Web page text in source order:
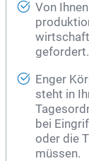
Von
gefordert.
Enger
steht in
bei
oder die
müssen.